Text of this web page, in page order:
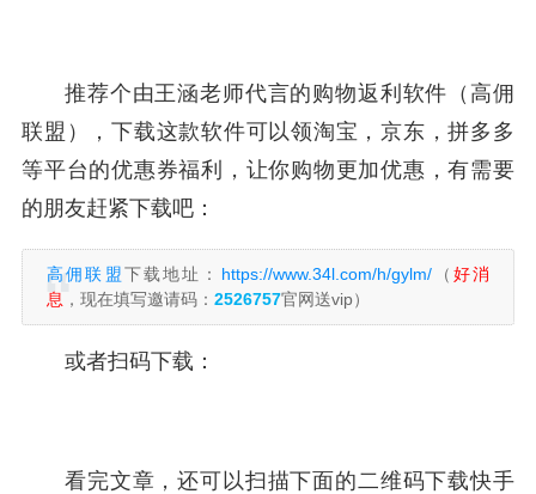
推荐个由王涵老师代言的购物返利软件（高佣
联盟），下载这款软件可以领淘宝，京东，拼多多
等平台的优惠券福利，让你购物更加优惠，有需要
的朋友赶紧下载吧：
高佣联盟下载地址： https://www.34l.com/h/gylm/（ 好消
息 ，现在填写邀请码： 2526757官网送vip）
或者扫码下载：
看完文章，还可以扫描下面的二维码下载快手